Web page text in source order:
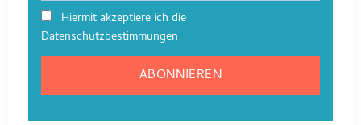
Hiermit akzeptiere ich die
Datenschutzbestimmungen